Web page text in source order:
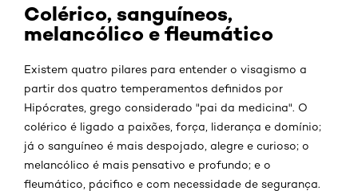
Colérico, sanguíneos,
melancólico e fleumático
Existem quatro pilares para entender o visagismo a
partir dos quatro temperamentos definidos por
Hipócrates, grego considerado "pai da medicina". O
colérico é ligado a paixões, força, liderança e domínio;
já o sanguíneo é mais despojado, alegre e curioso; o
melancólico é mais pensativo e profundo; e o
fleumático, pácifico e com necessidade de segurança.